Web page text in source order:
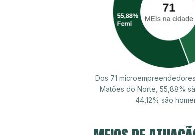
Dos 71
Matões do Norte, 55,88%
44,12% são